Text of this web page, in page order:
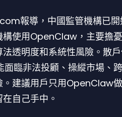
報導，中國監管機構已開
構使用OpenClaw，主要擔
透明度和系統性風險。散
臨非法投顧、操縱市場、
。建議用戶只用OpenClaw
自己手中。